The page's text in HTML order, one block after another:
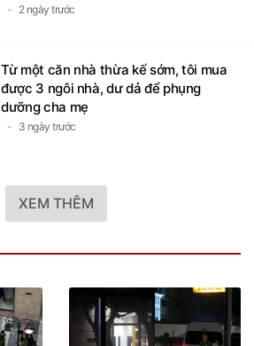
2 ngày trước
Từ một căn nhà thừa kế sớm, tôi mua
được 3 ngôi nhà, dư dả để phụng
dưỡng cha mẹ
3 ngày trước
XEM THÊM